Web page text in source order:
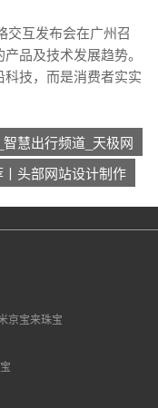
互发布会在广州召
品及技术发展趋势。
技，而是消费者实实
慧出行频道_天极网
头部网站设计制作
京宝来珠宝